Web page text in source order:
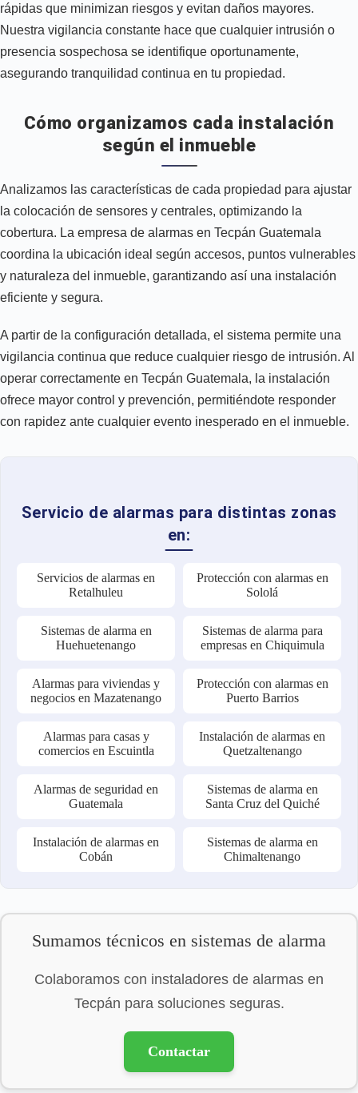
rápidas que minimizan riesgos y evitan daños mayores.
Nuestra vigilancia constante hace que cualquier intrusión o
presencia sospechosa se identifique oportunamente,
asegurando tranquilidad continua en tu propiedad.
Cómo organizamos cada instalación
según el inmueble
Analizamos las características de cada propiedad para ajustar
la colocación de sensores y centrales, optimizando la
cobertura. La empresa de alarmas en Tecpán Guatemala
coordina la ubicación ideal según accesos, puntos vulnerables
y naturaleza del inmueble, garantizando así una instalación
eficiente y segura.
A partir de la configuración detallada, el sistema permite una
vigilancia continua que reduce cualquier riesgo de intrusión. Al
operar correctamente en Tecpán Guatemala, la instalación
ofrece mayor control y prevención, permitiéndote responder
con rapidez ante cualquier evento inesperado en el inmueble.
Servicio de alarmas para distintas zonas
en:
Servicios de alarmas en
Retalhuleu
Protección con alarmas en
Sololá
Sistemas de alarma en
Huehuetenango
Sistemas de alarma para
empresas en Chiquimula
Alarmas para viviendas y
negocios en Mazatenango
Protección con alarmas en
Puerto Barrios
Alarmas para casas y
comercios en Escuintla
Instalación de alarmas en
Quetzaltenango
Alarmas de seguridad en
Guatemala
Sistemas de alarma en
Santa Cruz del Quiché
Instalación de alarmas en
Cobán
Sistemas de alarma en
Chimaltenango
Sumamos técnicos en sistemas de alarma
Colaboramos con instaladores de alarmas en
Tecpán para soluciones seguras.
Contactar